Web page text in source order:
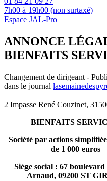
7h00 à 19h00 (non surtaxé)
Espace JAL-Pro
ANNONCE
BIENFAITS
Changement de dirigeant -
dans le journal
2 Impasse René Couzinet,
BIENFAITS
Société par actions
de 1 000 euros
Siège social : 67
Arnaud, 09200 ST